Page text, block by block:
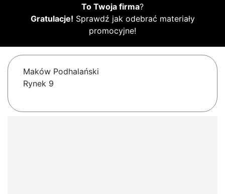
To Twoja firma?
Gratulacje! Sprawdź jak odebrać materiały
promocyjne!
Maków Podhalański
Rynek 9